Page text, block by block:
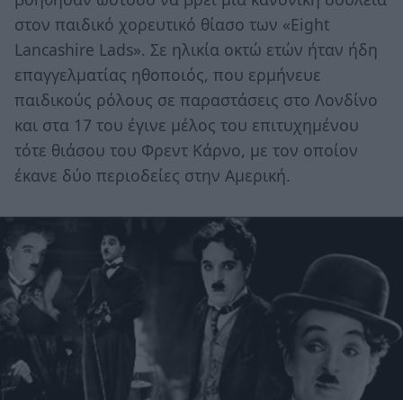
στον παιδικό χορευτικό θίασο των «Eight
Lancashire Lads». Σε ηλικία οκτώ ετών ήταν ήδη
επαγγελματίας ηθοποιός, που ερμήνευε
παιδικούς ρόλους σε παραστάσεις στο Λονδίνο
και στα 17 του έγινε μέλος του επιτυχημένου
τότε θιάσου του Φρεντ Κάρνο, με τον οποίον
έκανε δύο περιοδείες στην Αμερική.